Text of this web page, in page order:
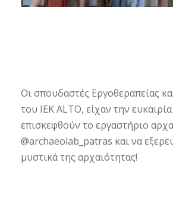
Οι σπουδαστές Εργοθεραπείας
του ΙΕΚ ALTO, είχαν την
επισκεφθούν το εργαστήριο
@archaeolab_patras και να
μυστικά της αρχαιότητας!